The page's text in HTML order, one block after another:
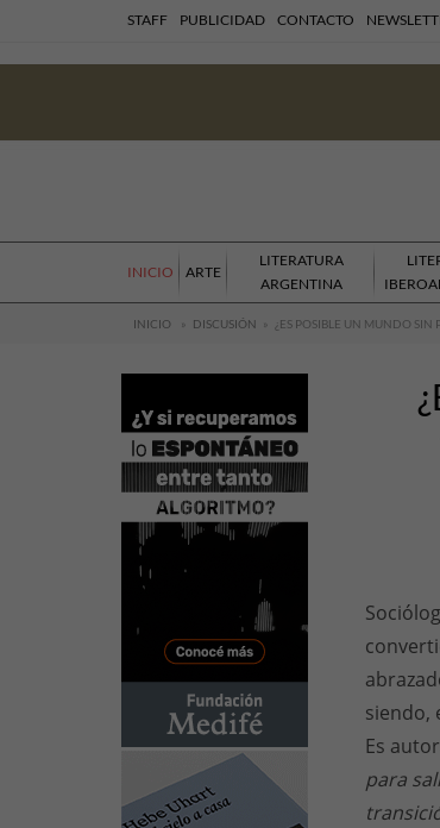
STAFF PUBLICIDAD CONTACTO
INICIO ARTE
LITERATURA
ARGENTINA
INICIO » DISCUSIÓN » ¿ES POSIBLE UN MUNDO SIN
siendo,
Es
para